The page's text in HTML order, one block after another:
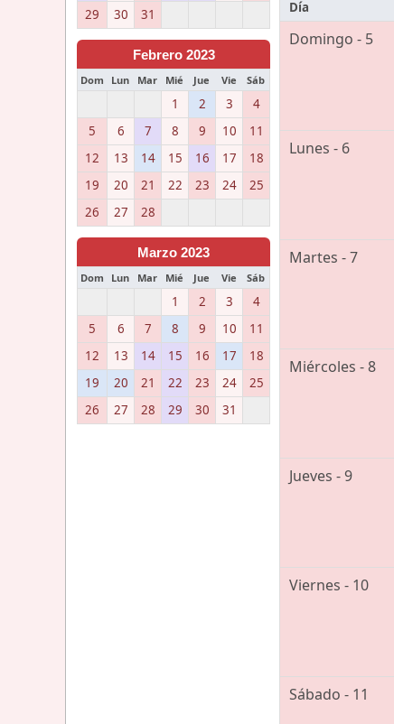
29
30 31
Febrero 2023
Dom Lun Mar Mié Jue Vie Sáb
1 2 3
4
5
6 7 8 9 10
11
12
13 14 15 16 17
18
19
20 21 22 23 24
25
26
27 28
Marzo 2023
Dom Lun Mar Mié Jue Vie Sáb
1 2 3
4
5
6 7 8 9 10
11
12
13 14 15 16 17
18
19
20 21 22 23 24
25
26
27 28 29 30 31
Día
Domingo - 5
Lunes - 6
Martes - 7
Miércoles - 8
Jueves - 9
Viernes - 10
Sábado - 11